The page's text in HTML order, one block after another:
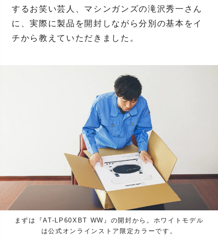
するお笑い芸人、マシンガンズの滝沢秀一さん
に、実際に製品を開封しながら分別の基本をイ
チから教えていただきました。
まずは『AT-LP60XBT WW』の開封から。ホワイトモデル
は公式オンラインストア限定カラーです。